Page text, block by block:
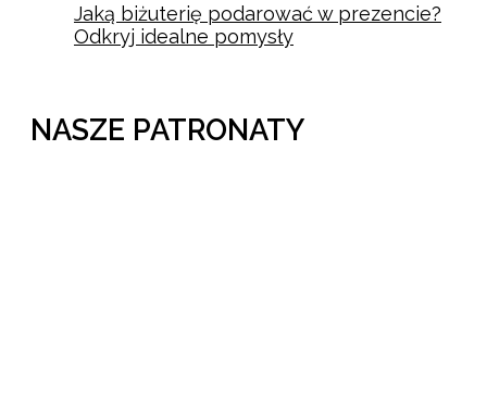
Jaką biżuterię podarować w prezencie?
Odkryj idealne pomysły
NASZE PATRONATY